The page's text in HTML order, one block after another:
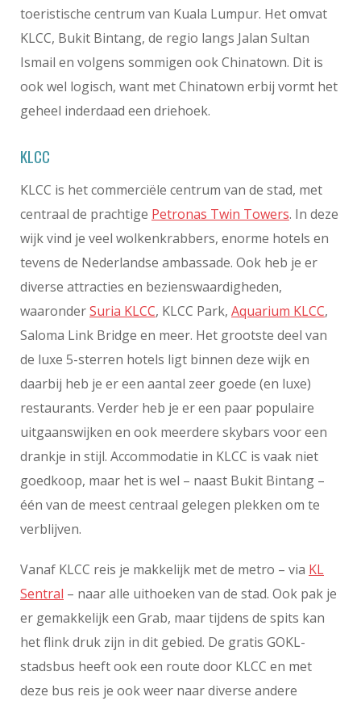
toeristische centrum van Kuala Lumpur. Het omvat
KLCC, Bukit Bintang, de regio langs Jalan Sultan
Ismail en volgens sommigen ook Chinatown. Dit is
ook wel logisch, want met Chinatown erbij vormt het
geheel inderdaad een driehoek.
KLCC
KLCC is het commerciële centrum van de stad, met
centraal de prachtige Petronas Twin Towers. In deze
wijk vind je veel wolkenkrabbers, enorme hotels en
tevens de Nederlandse ambassade. Ook heb je er
diverse attracties en bezienswaardigheden,
waaronderSuria KLCC, KLCC Park, Aquarium KLCC,
Saloma Link Bridge en meer. Het grootste deel van
de luxe 5-sterren hotels ligt binnen deze wijk en
daarbij heb je er een aantal zeer goede (en luxe)
restaurants. Verder heb je er een paar populaire
uitgaanswijken en ook meerdere skybars voor een
drankje in stijl. Accommodatie in KLCC is vaak niet
goedkoop, maar het is wel – naast Bukit Bintang –
één van de meest centraal gelegen plekken om te
verblijven.
Vanaf KLCC reis je makkelijk met de metro – via KL
Sentral – naar alle uithoeken van de stad. Ook pak je
er gemakkelijk een Grab, maar tijdens de spits kan
het flink druk zijn in dit gebied. De gratis GOKL-
stadsbus heeft ook een route door KLCC en met
deze bus reis je ook weer naar diverse andere